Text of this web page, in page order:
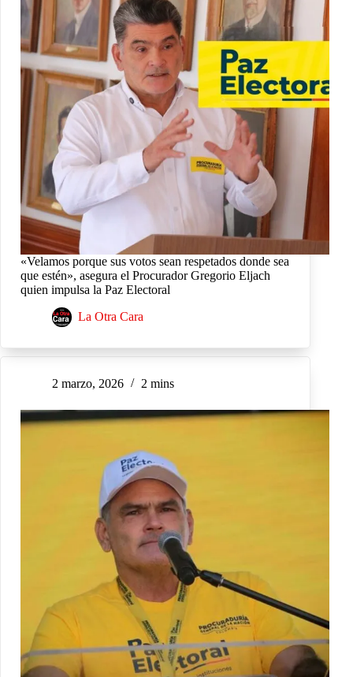
«Velamos porque sus votos sean respetados donde sea
que estén», asegura el Procurador Gregorio Eljach
quien impulsa la Paz Electoral
La Otra Cara
2 marzo, 2026 2 mins